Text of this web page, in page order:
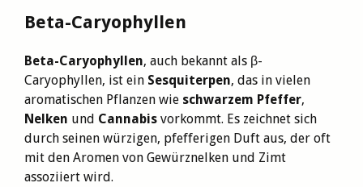
Beta-Caryophyllen
Beta-Caryophyllen, auch bekannt als β-
Caryophyllen, ist ein Sesquiterpen, das in vielen
aromatischen Pflanzen wie schwarzem Pfeffer,
Nelken und Cannabis vorkommt. Es zeichnet sich
durch seinen würzigen, pfefferigen Duft aus, der oft
mit den Aromen von Gewürznelken und Zimt
assoziiert wird.